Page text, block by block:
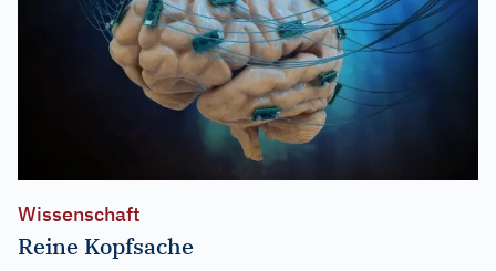
Wissenschaft
Reine Kopfsache